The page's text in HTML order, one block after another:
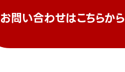
お問い合わせはこちらから